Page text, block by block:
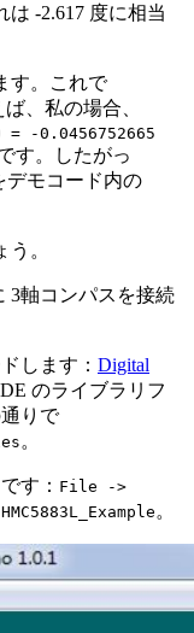
は -2.617 度に相当
す。これで
、私の場合、
-0.0456752665
す。したがっ
デモコード内の
。
3軸コンパスを接続
します： Digital
のライブラリフ
りで
。
す： File ->
。